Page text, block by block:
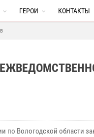
ГЕРОИ КОНТАКТЫ
по Вологодской области